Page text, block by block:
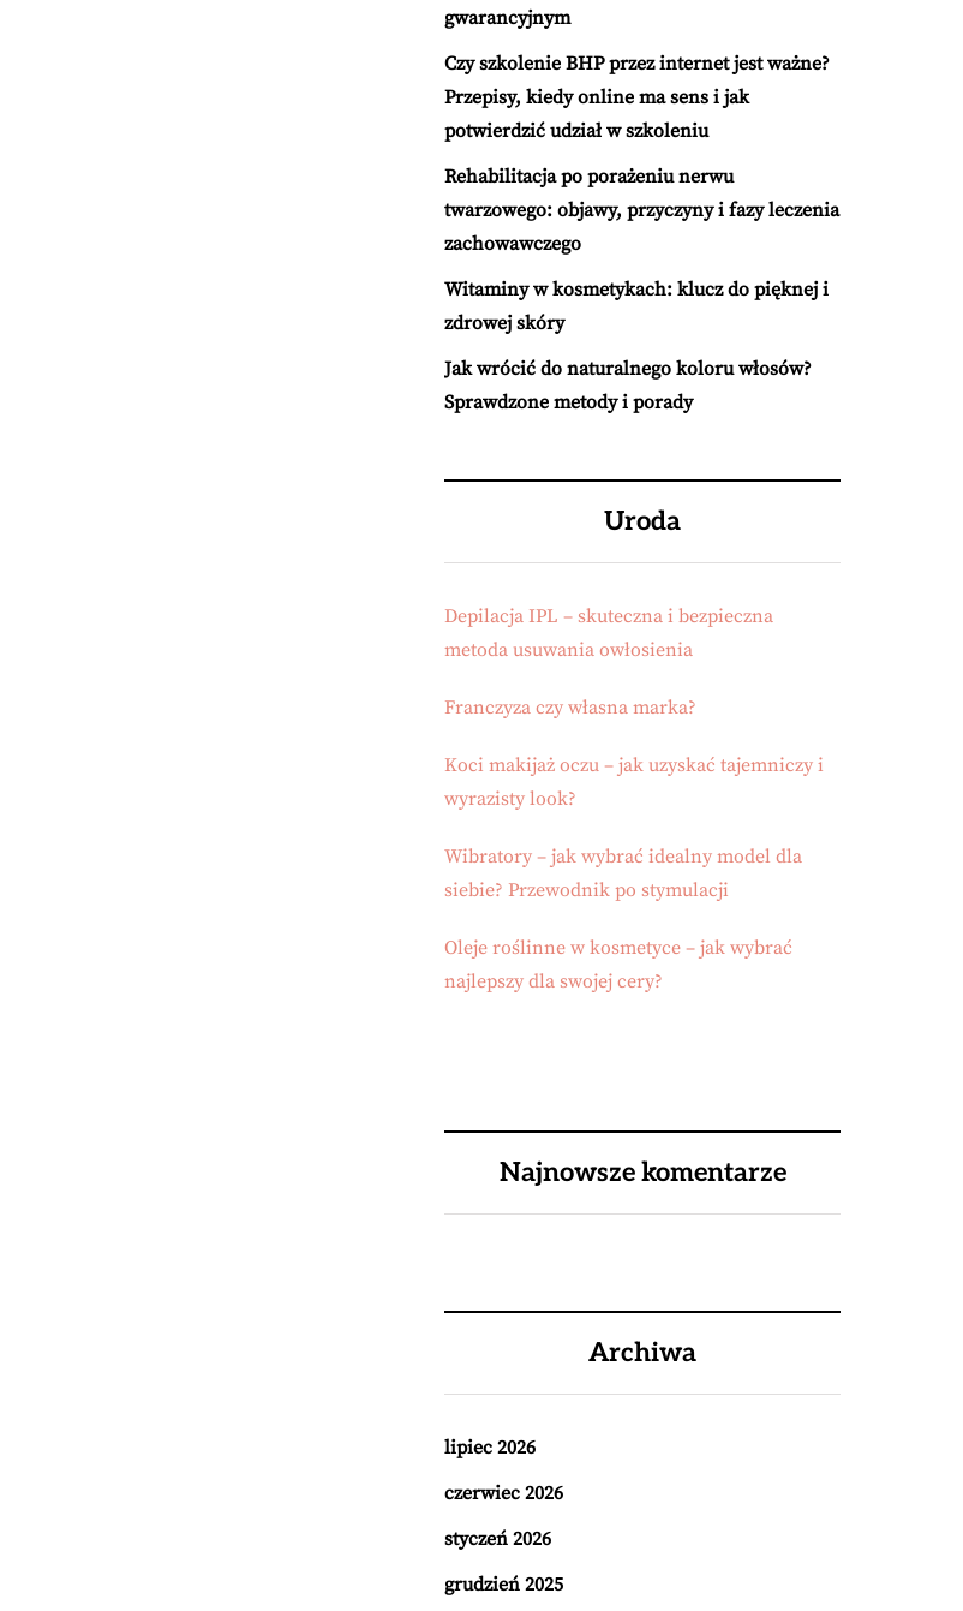
gwarancyjnym
Czy szkolenie BHP przez internet jest ważne?
Przepisy, kiedy online ma sens i jak
potwierdzić udział w szkoleniu
Rehabilitacja po porażeniu nerwu
twarzowego: objawy, przyczyny i fazy leczenia
zachowawczego
Witaminy w kosmetykach: klucz do pięknej i
zdrowej skóry
Jak wrócić do naturalnego koloru włosów?
Sprawdzone metody i porady
Uroda
Depilacja IPL – skuteczna i bezpieczna
metoda usuwania owłosienia
Franczyza czy własna marka?
Koci makijaż oczu – jak uzyskać tajemniczy i
wyrazisty look?
Wibratory – jak wybrać idealny model dla
siebie? Przewodnik po stymulacji
Oleje roślinne w kosmetyce – jak wybrać
najlepszy dla swojej cery?
Najnowsze komentarze
Archiwa
lipiec 2026
czerwiec 2026
styczeń 2026
grudzień 2025